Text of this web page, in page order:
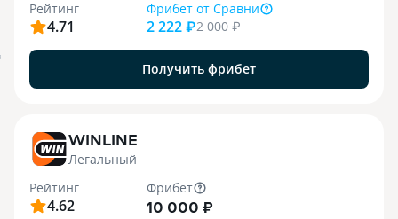
Рейтинг
4.71
Фрибет от Сравни
2 222 ₽2 000₽
Получить фрибет
WINLINE
Легальный
Рейтинг
4.62
Фрибет
10 000 ₽